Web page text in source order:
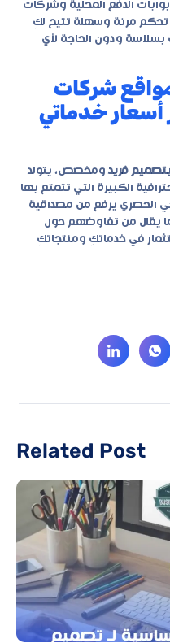
الدفع المحلية وشركات
تحكم مرنة وسهلة تتيح لكِ
بسلاسة ودون الحاجة لأي
شركات
أسعار خدماتي
فريدومخصص، يتولد
الكبيرة التي تتمتع بها
الحصري يرفع من مصداقية
يقلل من تفاوضهم حول
في خدماتكِ ومنتجاتكِ
Related Post